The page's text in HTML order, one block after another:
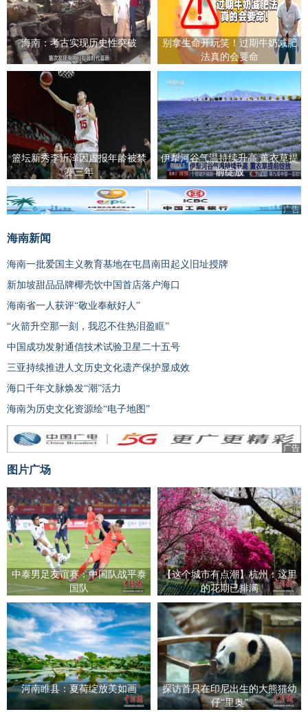
海南：考古实现历史性突破
别拿生命开玩笑！过期牛奶减肥
法真的会要命
篮坛新秀李沂泽因虚报年龄被禁
赛三年
伊犁河谷气温持续升高 薰衣草提
前绽放
广告
海南新闻
海南一批爱国主义教育基地在屯昌南田起义旧址授牌
新加坡甜品品牌椰壳饮中国首店落户海口
海南省一人获评“敬业奉献好人”
“火箭升空那一刻，我忍不住热泪盈眶”
中国成功发射通信技术试验卫星二十五号
三亚持续推进人文历史文化遗产保护显成效
海口千年文脉焕发“潮”活力
海南为历史文化资源绘“电子地图”
广告
图片广场
中泰男足友谊赛：中国队战平泰
国队
【这个城市有点潮】杭州：这里
的花期已排满
河南睢县：夏荷绽放美如画
探访首只在印尼出生的大熊猫幼
仔“里奥”